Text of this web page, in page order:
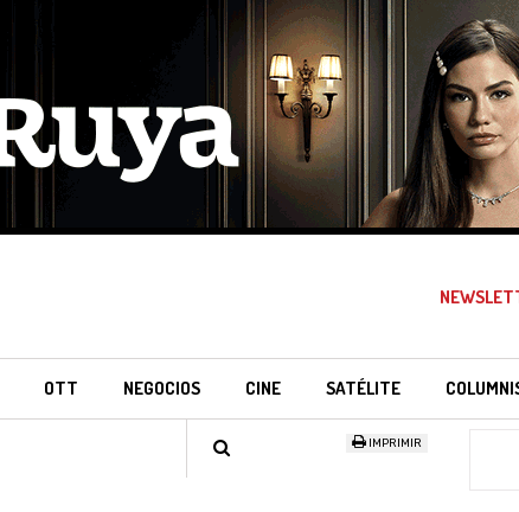
OTT NEGOCIOS CINE SATÉLITE
IMPRIMIR